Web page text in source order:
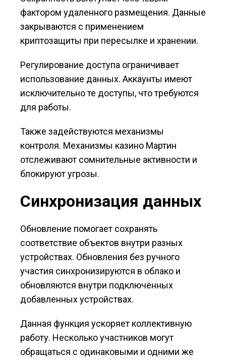
фактором удаленного размещения. Данные
закрываются с применением
криптозащиты при пересылке и хранении.
Регулирование доступа ограничивает
использование данных. Аккаунты имеют
исключительно те доступы, что требуются
для работы.
Также задействуются механизмы
контроля. Механизмы казино Мартин
отслеживают сомнительные активности и
блокируют угрозы.
Синхронизация данных
Обновление помогает сохранять
соответствие объектов внутри разных
устройствах. Обновления без ручного
участия синхронизируются в облако и
обновляются внутри подключённых
добавленных устройствах.
Данная функция ускоряет коллективную
работу. Несколько участников могут
обращаться с одинаковыми и одними же